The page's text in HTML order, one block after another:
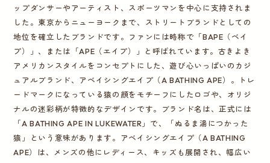
ップダンサーやアーティスト、スポーツマンを中心に支持されま
した。東京からニューヨークまで、ストリートブランドとしての
地位を確立したブランドです。ファンには略称で「BAPE（ベイ
プ）」、または「APE（エイプ）」と呼ばれています。古きよき
アメリカンスタイルをコンセプトにした、遊び心いっぱいのカジ
ュアルブランド、アベイシングエイプ（A BATHING APE）。トレ
ードマークになっている猿の顔をモチーフにしたロゴや、オリジ
ナルの迷彩柄が特徴的なデザインです。ブランド名は、正式には
「A BATHING APE IN LUKEWATER」で、「ぬるま湯につかった
猿」という意味があります。アベイシングエイプ（A BATHING
APE）は、メンズの他にレディース、キッズも展開され、幅広い